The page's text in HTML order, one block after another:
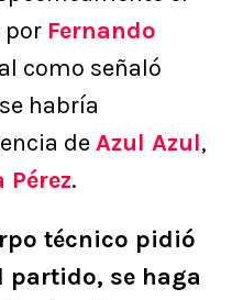
por Fernando
como señaló
habría
deAzul Azul,
Pérez.
técnico pidió
partido, se haga